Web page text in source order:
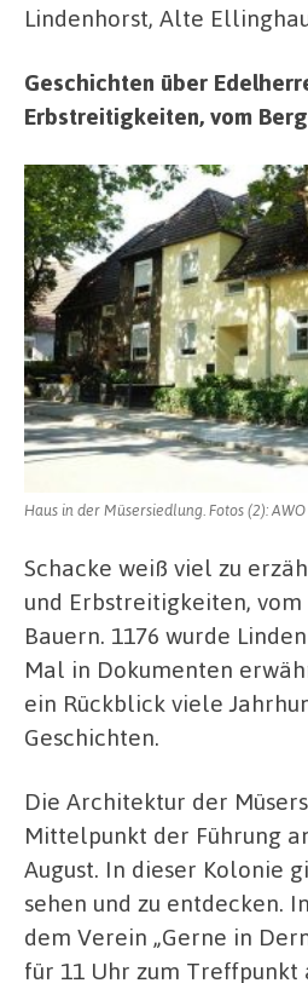
Lindenhorst, Alte
Geschichten über
Erbstreitigkeiten, vom
Haus in der Müsersiedlung. Fotos (2):
Schacke weiß viel zu
und Erbstreitigkeiten, vom
Bauern. 1176 wurde
Mal in Dokumenten
ein Rückblick viele
Geschichten.
Die Architektur der
Mittelpunkt der Führung
August. In dieser Kolonie
sehen und zu entdecken.
dem Verein „Gerne in
für 11 Uhr zum